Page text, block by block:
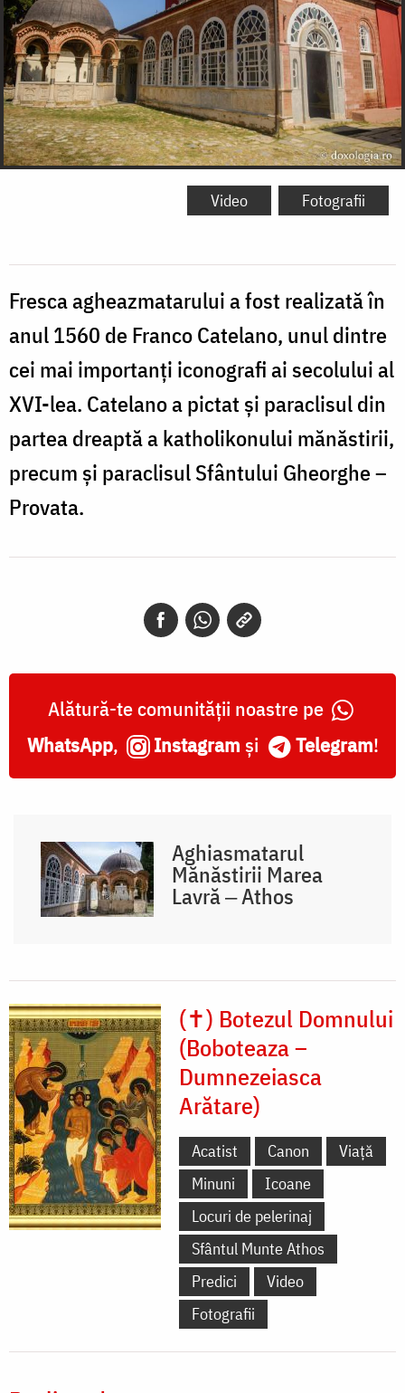
Video Fotografii
Fresca agheazmatarului a fost realizată în
anul 1560 de Franco Catelano, unul dintre
cei mai importanţi iconografi ai secolului al
XVI-lea. Catelano a pictat şi paraclisul din
partea dreaptă a katholikonului mănăstirii,
precum şi paraclisul Sfântului Gheorghe –
Provata.
Alătură-te comunității noastre pe
WhatsApp, Instagram și Telegram!
Aghiasmatarul
Mănăstirii Marea
Lavră ‒ Athos
(✝) Botezul Domnului
(Boboteaza –
Dumnezeiasca
Arătare)
Acatist Canon
Viață
Minuni
Icoane
Locuri de pelerinaj
Sfântul Munte Athos
Predici
Video
Fotografii